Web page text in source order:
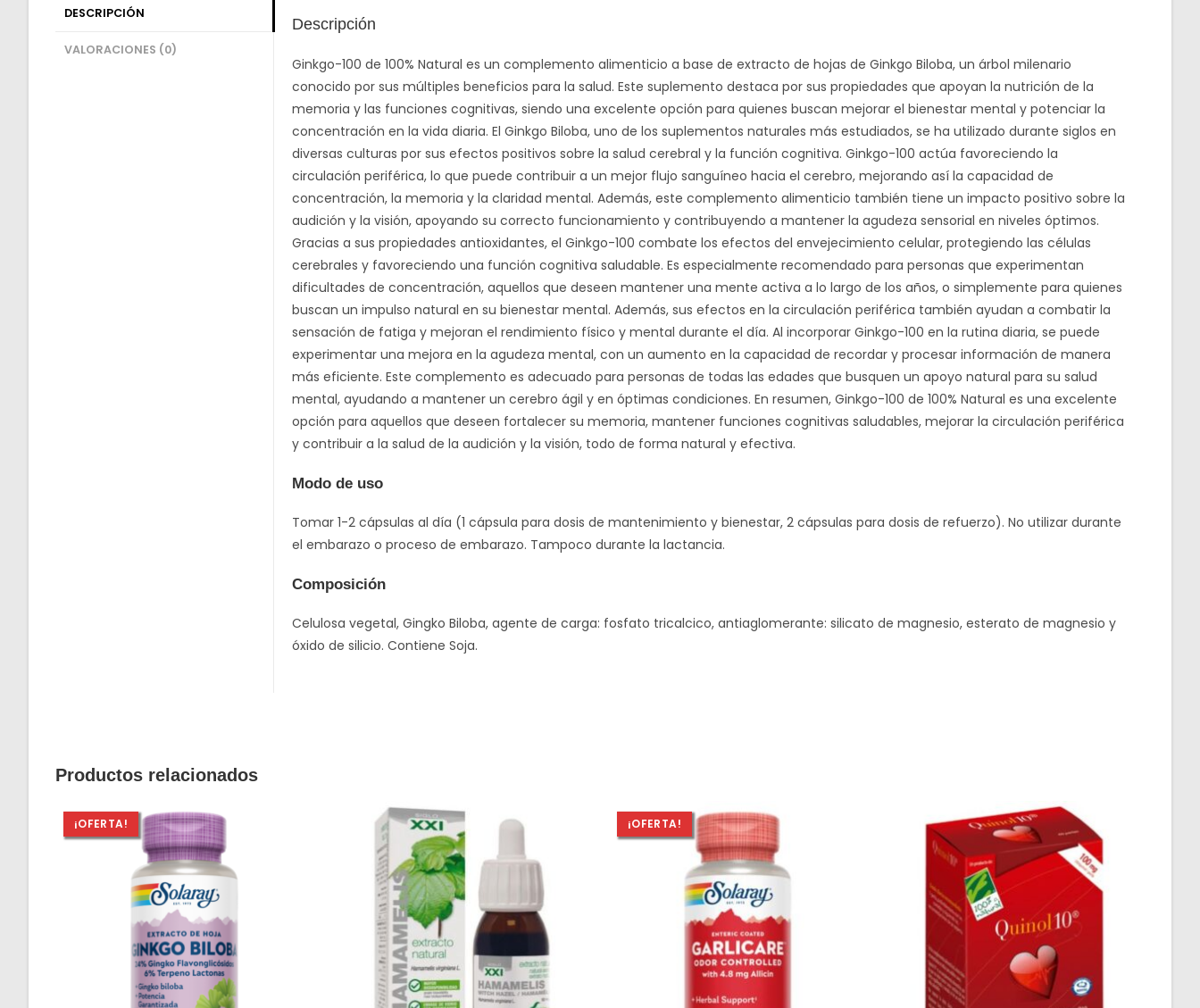
r
s
m
p
u
e
t
DESCRIPCIÓN
VALORACIONES (0)
Descripción
Ginkgo-100 de 100% Natural es un complemento alimenticio a base de extracto de hojas de Ginkgo Biloba, un árbol milenario
conocido por sus múltiples beneficios para la salud. Este suplemento destaca por sus propiedades que apoyan la nutrición de la
memoria y las funciones cognitivas, siendo una excelente opción para quienes buscan mejorar el bienestar mental y potenciar la
concentración en la vida diaria. El Ginkgo Biloba, uno de los suplementos naturales más estudiados, se ha utilizado durante siglos en
diversas culturas por sus efectos positivos sobre la salud cerebral y la función cognitiva. Ginkgo-100 actúa favoreciendo la
circulación periférica, lo que puede contribuir a un mejor flujo sanguíneo hacia el cerebro, mejorando así la capacidad de
concentración, la memoria y la claridad mental. Además, este complemento alimenticio también tiene un impacto positivo sobre la
audición y la visión, apoyando su correcto funcionamiento y contribuyendo a mantener la agudeza sensorial en niveles óptimos.
Gracias a sus propiedades antioxidantes, el Ginkgo-100 combate los efectos del envejecimiento celular, protegiendo las células
cerebrales y favoreciendo una función cognitiva saludable. Es especialmente recomendado para personas que experimentan
dificultades de concentración, aquellos que deseen mantener una mente activa a lo largo de los años, o simplemente para quienes
buscan un impulso natural en su bienestar mental. Además, sus efectos en la circulación periférica también ayudan a combatir la
sensación de fatiga y mejoran el rendimiento físico y mental durante el día. Al incorporar Ginkgo-100 en la rutina diaria, se puede
experimentar una mejora en la agudeza mental, con un aumento en la capacidad de recordar y procesar información de manera
más eficiente. Este complemento es adecuado para personas de todas las edades que busquen un apoyo natural para su salud
mental, ayudando a mantener un cerebro ágil y en óptimas condiciones. En resumen, Ginkgo-100 de 100% Natural es una excelente
opción para aquellos que deseen fortalecer su memoria, mantener funciones cognitivas saludables, mejorar la circulación periférica
y contribuir a la salud de la audición y la visión, todo de forma natural y efectiva.
Modo de uso
Tomar 1-2 cápsulas al día (1 cápsula para dosis de mantenimiento y bienestar, 2 cápsulas para dosis de refuerzo). No utilizar durante
el embarazo o proceso de embarazo. Tampoco durante la lactancia.
Composición
Celulosa vegetal, Gingko Biloba, agente de carga: fosfato tricalcico, antiaglomerante: silicato de magnesio, esterato de magnesio y
óxido de silicio. Contiene Soja.
Productos relacionados
¡OFERTA! ¡OFERTA!